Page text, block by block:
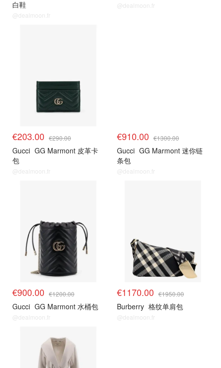
白鞋
@dealmoon.fr
@dealmoon.fr
€203.00 €290.00
Gucci GG Marmont 皮革卡
包
@dealmoon.fr
€910.00 €1300.00
Gucci GG Marmont 迷你链
条包
@dealmoon.fr
€900.00 €1200.00
Gucci GG Marmont 水桶包
@dealmoon.fr
€1170.00 €1950.00
Burberry 格纹单肩包
@dealmoon.fr